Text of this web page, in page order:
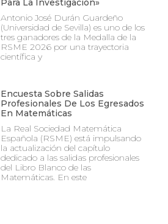
Para La Investigación»
Antonio José Durán Guardeño
(Universidad de Sevilla) es uno de los
tres ganadores de la Medalla de la
RSME 2026 por una trayectoria
científica y
Encuesta Sobre Salidas
Profesionales De Los Egresados
En Matemáticas
La Real Sociedad Matemática
Española (RSME) está impulsando
la actualización del capítulo
dedicado a las salidas profesionales
del Libro Blanco de las
Matemáticas. En este